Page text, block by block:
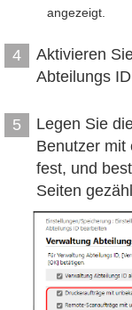
angezeigt.
4
Aktivieren
Abteilungs
5
Legen Sie
Benutzer mit
fest, und
Seiten